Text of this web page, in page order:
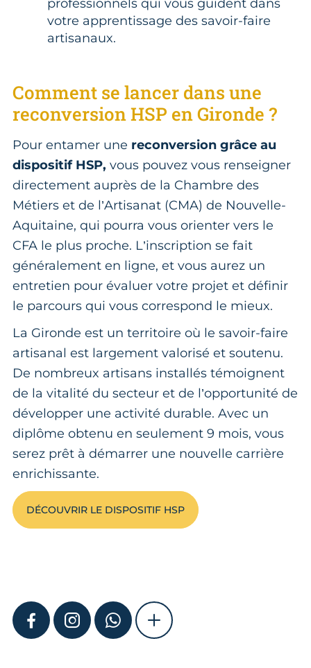
professionnels qui vous guident dans
votre apprentissage des savoir-faire
artisanaux.
Comment se lancer dans une
reconversion HSP en Gironde ?
Pour entamer une reconversion grâce au
dispositif HSP, vous pouvez vous renseigner
directement auprès de la Chambre des
Métiers et de l’Artisanat (CMA) de Nouvelle-
Aquitaine, qui pourra vous orienter vers le
CFA le plus proche. L’inscription se fait
généralement en ligne, et vous aurez un
entretien pour évaluer votre projet et définir
le parcours qui vous correspond le mieux.
La Gironde est un territoire où le savoir-faire
artisanal est largement valorisé et soutenu.
De nombreux artisans installés témoignent
de la vitalité du secteur et de l’opportunité de
développer une activité durable. Avec un
diplôme obtenu en seulement 9 mois, vous
serez prêt à démarrer une nouvelle carrière
enrichissante.
DÉCOUVRIR LE DISPOSITIF HSP
FACEBOOKINSTAGRAMWHATSAPPSHOW MORE